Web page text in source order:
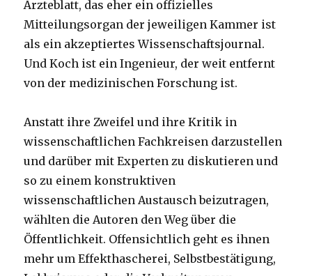
Ärzteblatt, das eher ein offizielles
Mitteilungsorgan der jeweiligen Kammer ist
als ein akzeptiertes Wissenschaftsjournal.
Und Koch ist ein Ingenieur, der weit entfernt
von der medizinischen Forschung ist.
Anstatt ihre Zweifel und ihre Kritik in
wissenschaftlichen Fachkreisen darzustellen
und darüber mit Experten zu diskutieren und
so zu einem konstruktiven
wissenschaftlichen Austausch beizutragen,
wählten die Autoren den Weg über die
Öffentlichkeit. Offensichtlich geht es ihnen
mehr um Effekthascherei, Selbstbestätigung,